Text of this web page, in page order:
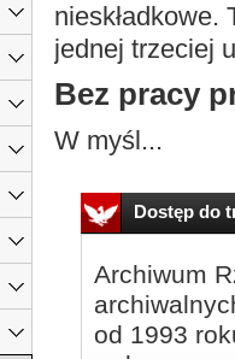
jednej trzeciej
Bez pracy
W myśl...
Dostęp do
Archiwum
od 1993